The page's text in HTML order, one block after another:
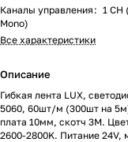
Каналы управления : 1 CH
Mono)
Все характеристики
Описание
Гибкая лента LUX,
5060, 60шт/м (300шт на
плата 10мм, скотч 3М.
2600-2800K. Питание 24V,